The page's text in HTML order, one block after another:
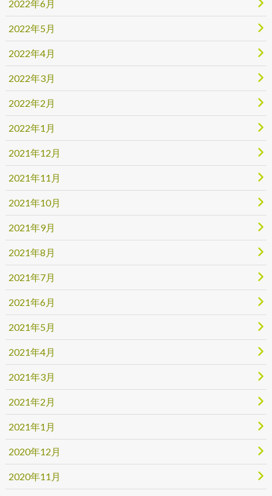
2022年6月
2022年5月
2022年4月
2022年3月
2022年2月
2022年1月
2021年12月
2021年11月
2021年10月
2021年9月
2021年8月
2021年7月
2021年6月
2021年5月
2021年4月
2021年3月
2021年2月
2021年1月
2020年12月
2020年11月